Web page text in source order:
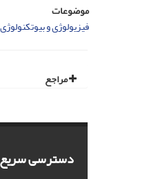
موضوعات
فیزیولوژی و
مراجع
دسترسی سریع